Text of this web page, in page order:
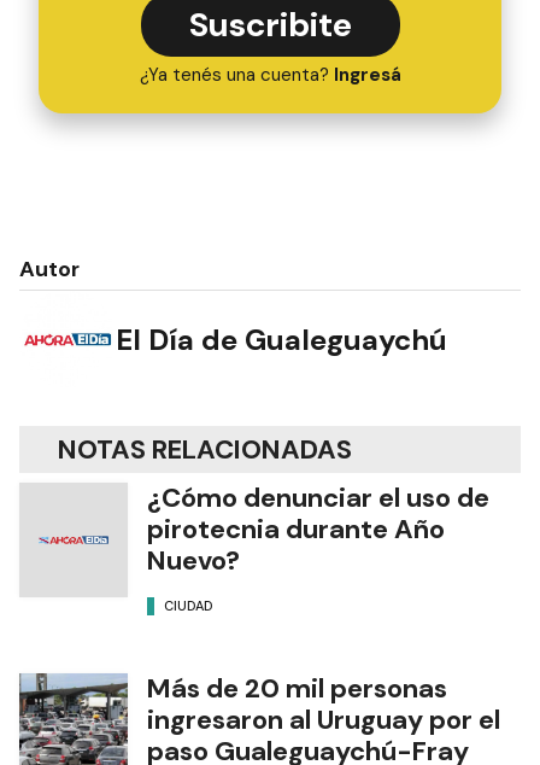
Suscribite
¿Ya tenés una cuenta? Ingresá
Autor
El Día de Gualeguaychú
NOTAS RELACIONADAS
¿Cómo denunciar el uso de
pirotecnia durante Año
Nuevo?
CIUDAD
Más de 20 mil personas
ingresaron al Uruguay por el
paso Gualeguaychú-Fray